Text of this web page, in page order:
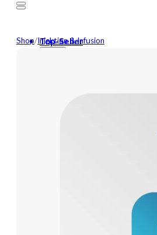
Top-Seller
Wundcremes &
Shop/Injektion & Infusion